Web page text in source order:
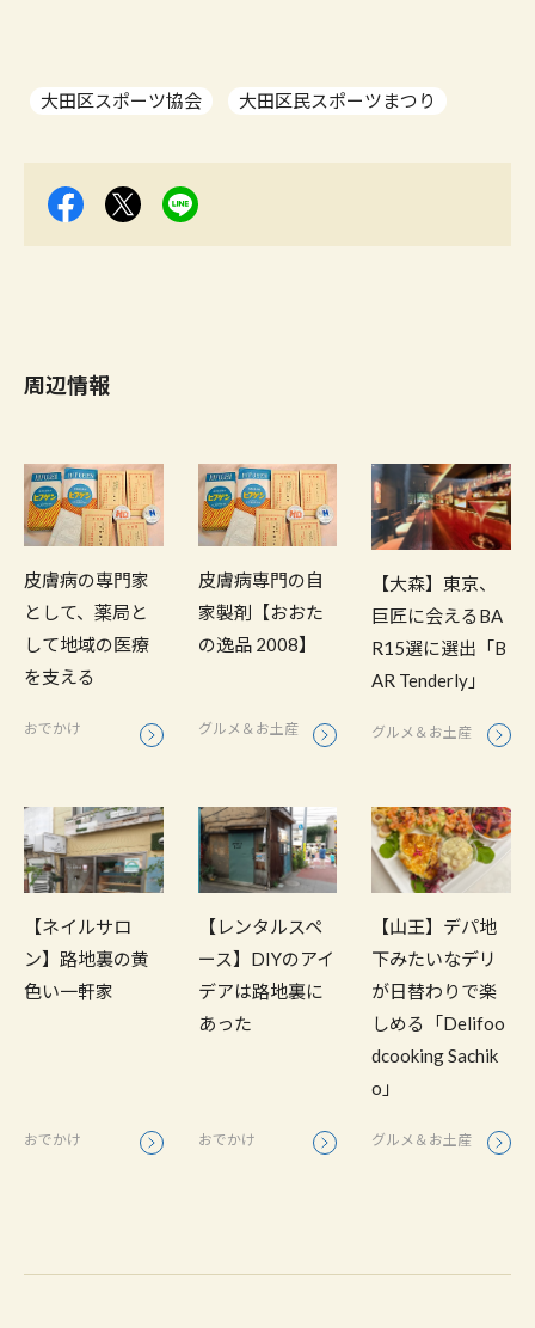
大田区スポーツ協会 大田区民スポーツまつり
周辺情報
皮膚病の専門家
として、薬局と
して地域の医療
を支える
おでかけ
皮膚病専門の自
家製剤【おおた
の逸品 2008】
グルメ＆お土産
【大森】東京、
巨匠に会えるBA
R15選に選出「B
AR Tenderly」
グルメ＆お土産
【ネイルサロ
ン】路地裏の黄
色い一軒家
おでかけ
【レンタルスペ
ース】DIYのアイ
デアは路地裏に
あった
おでかけ
【山王】デパ地
下みたいなデリ
が日替わりで楽
しめる「Delifoo
dcooking Sachik
o」
グルメ＆お土産